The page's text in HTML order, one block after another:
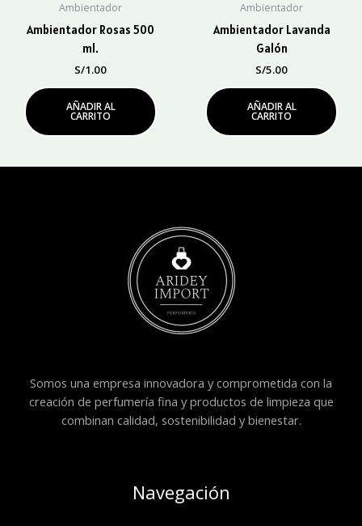
Ambientador
Ambientador Rosas 500
ml.
S/1.00
AÑADIR AL
CARRITO
Ambientador
Ambientador Lavanda
Galón
S/5.00
AÑADIR AL
CARRITO
Somos una empresa innovadora y comprometida con la
creación de perfumería fina y productos de limpieza que
combinan calidad, sostenibilidad y bienestar.
Navegación